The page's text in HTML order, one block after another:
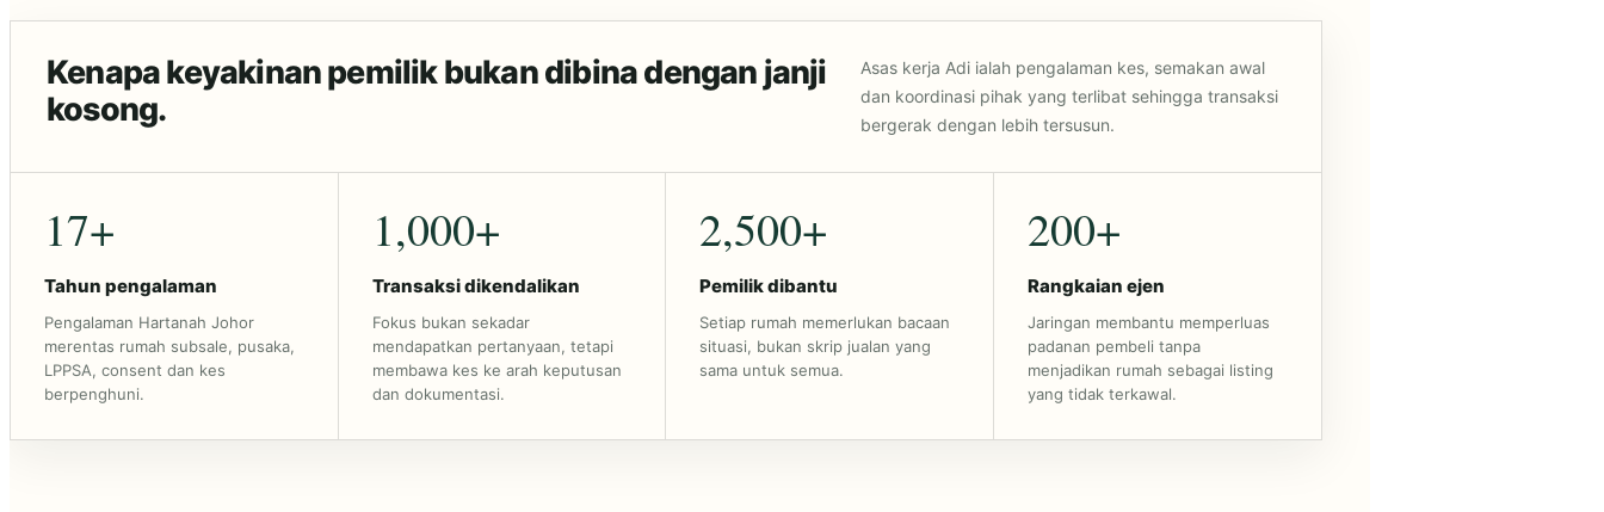
Kenapa keyakinan pemilik bukan dibina dengan janji
kosong.
Asas kerja Adi ialah pengalaman kes, semakan awal
dan koordinasi pihak yang terlibat sehingga transaksi
bergerak dengan lebih tersusun.
17+
Tahun pengalaman
Pengalaman Hartanah Johor
merentas rumah subsale, pusaka,
LPPSA, consent dan kes
berpenghuni.
1,000+
Transaksi dikendalikan
Fokus bukan sekadar
mendapatkan pertanyaan, tetapi
membawa kes ke arah keputusan
dan dokumentasi.
2,500+
Pemilik dibantu
Setiap rumah memerlukan bacaan
situasi, bukan skrip jualan yang
sama untuk semua.
200+
Rangkaian ejen
Jaringan membantu memperluas
padanan pembeli tanpa
menjadikan rumah sebagai listing
yang tidak terkawal.